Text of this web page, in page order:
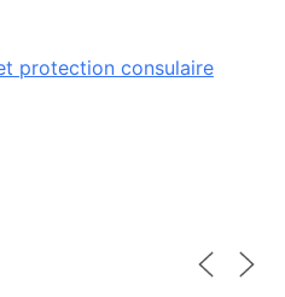
protection consulaire